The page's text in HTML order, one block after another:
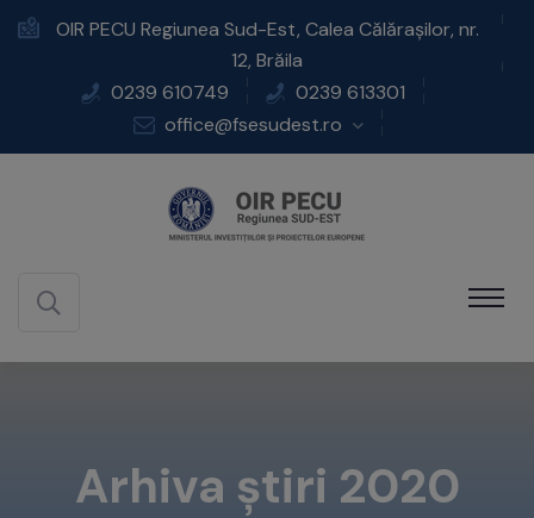
OIR PECU Regiunea Sud-Est, Calea Călărașilor, nr.
12, Brăila
0239 610749
0239 613301
office@fsesudest.ro
Arhiva știri 2020